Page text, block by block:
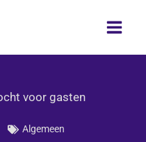
voor gasten
Algemeen